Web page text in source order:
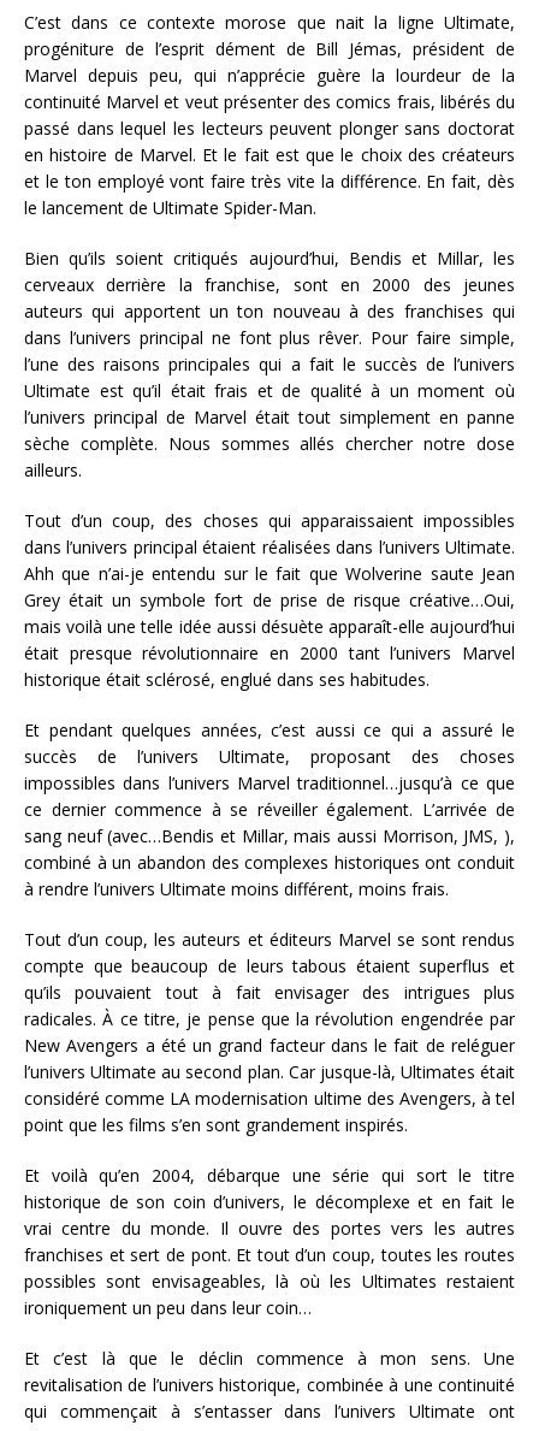
C’est dans ce contexte morose que nait la ligne Ultimate,
progéniture de l’esprit dément de Bill Jémas, président de
Marvel depuis peu, qui n’apprécie guère la lourdeur de la
continuité Marvel et veut présenter des comics frais, libérés du
passé dans lequel les lecteurs peuvent plonger sans doctorat
en histoire de Marvel. Et le fait est que le choix des créateurs
et le ton employé vont faire très vite la différence. En fait, dès
le lancement de Ultimate Spider-Man.
Bien qu’ils soient critiqués aujourd’hui, Bendis et Millar, les
cerveaux derrière la franchise, sont en 2000 des jeunes
auteurs qui apportent un ton nouveau à des franchises qui
dans l’univers principal ne font plus rêver. Pour faire simple,
l’une des raisons principales qui a fait le succès de l’univers
Ultimate est qu’il était frais et de qualité à un moment où
l’univers principal de Marvel était tout simplement en panne
sèche complète. Nous sommes allés chercher notre dose
ailleurs.
Tout d’un coup, des choses qui apparaissaient impossibles
dans l’univers principal étaient réalisées dans l’univers Ultimate.
Ahh que n’ai-je entendu sur le fait que Wolverine saute Jean
Grey était un symbole fort de prise de risque créative…Oui,
mais voilà une telle idée aussi désuète apparaît-elle aujourd’hui
était presque révolutionnaire en 2000 tant l’univers Marvel
historique était sclérosé, englué dans ses habitudes.
Et pendant quelques années, c’est aussi ce qui a assuré le
succès de l’univers Ultimate, proposant des choses
impossibles dans l’univers Marvel traditionnel…jusqu’à ce que
ce dernier commence à se réveiller également. L’arrivée de
sang neuf (avec…Bendis et Millar, mais aussi Morrison, JMS, ),
combiné à un abandon des complexes historiques ont conduit
à rendre l’univers Ultimate moins différent, moins frais.
Tout d’un coup, les auteurs et éditeurs Marvel se sont rendus
compte que beaucoup de leurs tabous étaient superflus et
qu’ils pouvaient tout à fait envisager des intrigues plus
radicales. À ce titre, je pense que la révolution engendrée par
New Avengers a été un grand facteur dans le fait de reléguer
l’univers Ultimate au second plan. Car jusque-là, Ultimates était
considéré comme LA modernisation ultime des Avengers, à tel
point que les films s’en sont grandement inspirés.
Et voilà qu’en 2004, débarque une série qui sort le titre
historique de son coin d’univers, le décomplexe et en fait le
vrai centre du monde. Il ouvre des portes vers les autres
franchises et sert de pont. Et tout d’un coup, toutes les routes
possibles sont envisageables, là où les Ultimates restaient
ironiquement un peu dans leur coin…
Et c’est là que le déclin commence à mon sens. Une
revitalisation de l’univers historique, combinée à une continuité
qui commençait à s’entasser dans l’univers Ultimate ont